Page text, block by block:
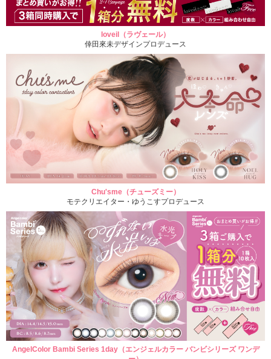
loveil（ラヴェール）
倖田來未デザインプロデュース
Chu'sme（チューズミー）
モテクリエイター・ゆうこすプロデュース
AngelColor Bambi Series 1day（エンジェルカラー バンビシリーズ ワンデ